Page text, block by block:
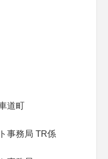
道町
事務局 TR係